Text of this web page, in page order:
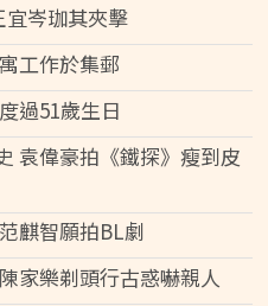
宜岑珈其夾擊
工作於集郵
過51歲生日
袁偉豪拍《鐵探》瘦到皮
麒智願拍BL劇
家樂剃頭行古惑嚇親人